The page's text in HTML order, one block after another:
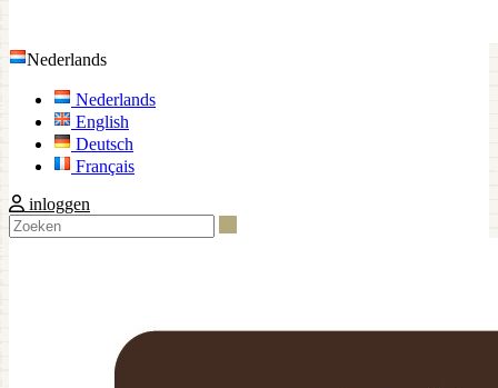
Nederlands
Nederlands
English
Deutsch
Français
inloggen